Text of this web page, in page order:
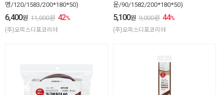
명/120/1583/200*180*50)
6,400원 11,000원 42%
(주)오피스디포코리아
운/90/1582/200*180*50)
5,100원 9,000원 44%
(주)오피스디포코리아